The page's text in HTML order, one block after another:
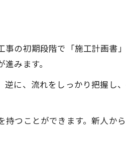
の初期段階で「施工計画書
みます。
に、流れをしっかり把握し
つことができます。新人から